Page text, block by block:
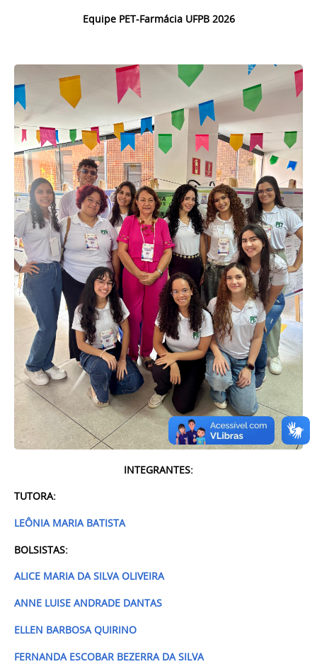
Equipe PET-Farmácia UFPB 2026
INTEGRANTES:
TUTORA:
LEÔNIA MARIA BATISTA
BOLSISTAS:
ALICE MARIA DA SILVA OLIVEIRA
ANNE LUISE ANDRADE DANTAS
ELLEN BARBOSA QUIRINO
FERNANDA ESCOBAR BEZERRA DA SILVA